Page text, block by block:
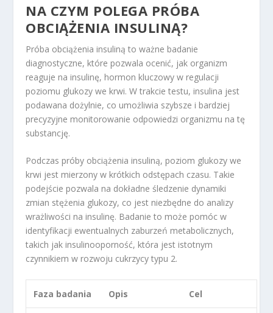
NA CZYM POLEGA PRÓBA
OBCIĄŻENIA INSULINĄ?
Próba obciążenia insuliną to ważne badanie
diagnostyczne, które pozwala ocenić, jak organizm
reaguje na insulinę, hormon kluczowy w regulacji
poziomu glukozy we krwi. W trakcie testu, insulina jest
podawana dożylnie, co umożliwia szybsze i bardziej
precyzyjne monitorowanie odpowiedzi organizmu na tę
substancję.
Podczas próby obciążenia insuliną, poziom glukozy we
krwi jest mierzony w krótkich odstępach czasu. Takie
podejście pozwala na dokładne śledzenie dynamiki
zmian stężenia glukozy, co jest niezbędne do analizy
wrażliwości na insulinę. Badanie to może pomóc w
identyfikacji ewentualnych zaburzeń metabolicznych,
takich jak insulinooporność, która jest istotnym
czynnikiem w rozwoju cukrzycy typu 2.
Faza badania Opis Cel